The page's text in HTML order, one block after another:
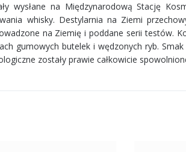
wysłane na Międzynarodową Stację
whisky. Destylarnia na Ziemi
na Ziemię i poddane serii testów.
gumowych butelek i wędzonych ryb.
zostały prawie całkowicie